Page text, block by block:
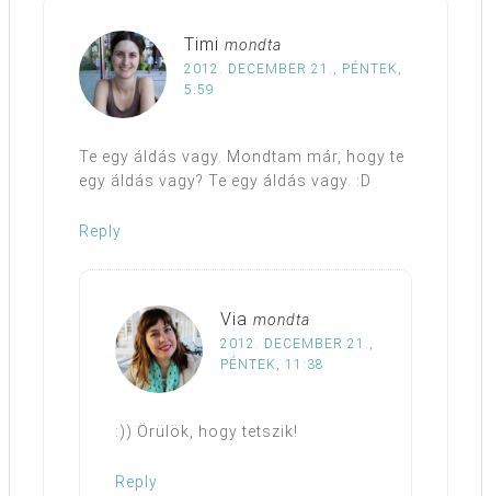
Timi mondta
2012. DECEMBER 21., PÉNTEK,
5:59
Te egy áldás vagy. Mondtam már, hogy te
egy áldás vagy? Te egy áldás vagy. :D
Reply
Via mondta
2012. DECEMBER 21.,
PÉNTEK, 11:38
:)) Örülök, hogy tetszik!
Reply